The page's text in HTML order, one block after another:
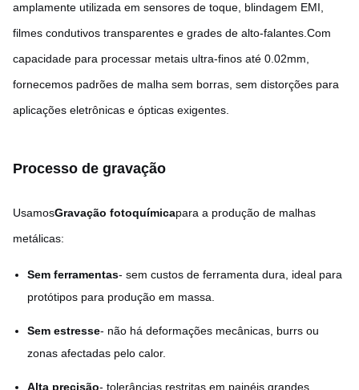
amplamente utilizada em sensores de toque, blindagem EMI,
filmes condutivos transparentes e grades de alto-falantes.Com
capacidade para processar metais ultra-finos até 0.02mm,
fornecemos padrões de malha sem borras, sem distorções para
aplicações eletrônicas e ópticas exigentes.
Processo de gravação
UsamosGravação fotoquímicapara a produção de malhas
metálicas:
Sem ferramentas- sem custos de ferramenta dura, ideal para
protótipos para produção em massa.
Sem estresse- não há deformações mecânicas, burrs ou
zonas afectadas pelo calor.
Alta precisão- tolerâncias restritas em painéis grandes.